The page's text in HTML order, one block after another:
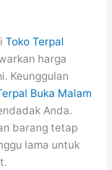
Toko Terpal
harga
Keunggulan
Buka Malam
Anda.
barang tetap
lama untuk